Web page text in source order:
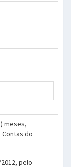
meses,
Contas do
pelo